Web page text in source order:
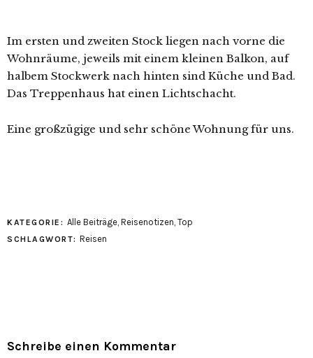
Im ersten und zweiten Stock liegen nach vorne die
Wohnräume, jeweils mit einem kleinen Balkon, auf
halbem Stockwerk nach hinten sind Küche und Bad.
Das Treppenhaus hat einen Lichtschacht.
Eine großzügige und sehr schöne Wohnung für uns.
KATEGORIE: Alle Beiträge, Reisenotizen, Top
SCHLAGWORT: Reisen
Schreibe einen Kommentar